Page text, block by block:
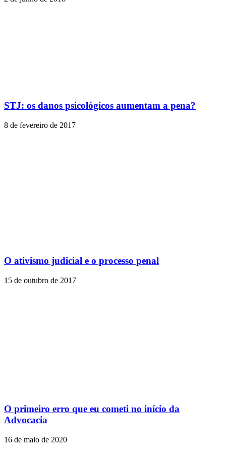
STJ: os danos psicológicos aumentam a pena?
8 de fevereiro de 2017
O ativismo judicial e o processo penal
15 de outubro de 2017
O primeiro erro que eu cometi no início da
Advocacia
16 de maio de 2020